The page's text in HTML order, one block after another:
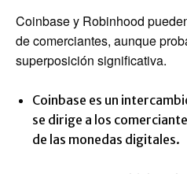
Coinbase y Robinhood
de comerciantes, aunque
superposición significativa.
Coinbase es un
se dirige a los
de las monedas digitales.